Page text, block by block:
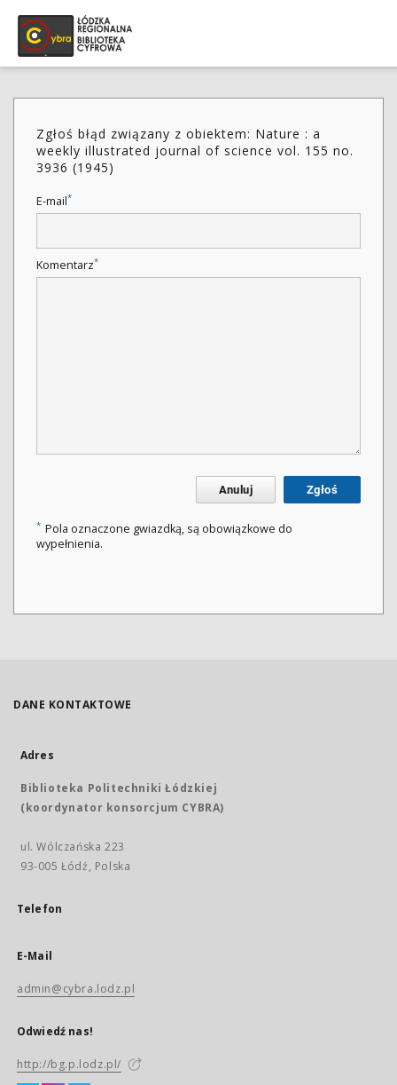
Zgłoś błąd związany z obiektem: Nature : a
weekly illustrated journal of science vol. 155 no.
3936 (1945)
E-mail*
Komentarz*
Anuluj Zgłoś
* Pola oznaczone gwiazdką, są obowiązkowe do
wypełnienia.
DANE KONTAKTOWE
Adres
Biblioteka Politechniki Łódzkiej
(koordynator konsorcjum CYBRA)
ul. Wólczańska 223
93-005 Łódź, Polska
Telefon
E-Mail
admin@cybra.lodz.pl
Odwiedź nas!
http://bg.p.lodz.pl/